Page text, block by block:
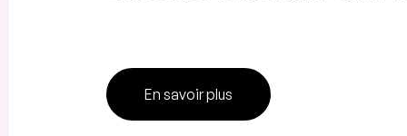
En savoir plus